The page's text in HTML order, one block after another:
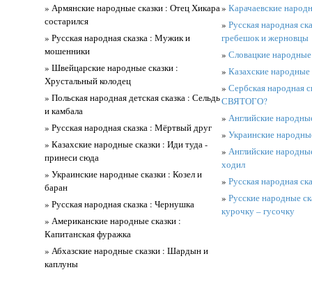
» Армянские народные сказки : Отец Хикара
состарился
» Русская народная сказка : Мужик и
мошенники
» Швейцарские народные сказки :
Хрустальный колодец
» Польская народная детская сказка : Сельдь
и камбала
» Русская народная сказка : Мёртвый друг
» Казахские народные сказки : Иди туда -
принеси сюда
» Украинские народные сказки : Козел и
баран
» Русская народная сказка : Чернушка
» Американские народные сказки :
Капитанская фуражка
» Абхазские народные сказки : Шардын и
каплуны
» Карачаевские
» Русская народная
гребешок и жерновцы
» Словацкие
» Казахские
» Сербская
СВЯТОГО?
» Английские
» Украинские
» Английские
ходил
» Русская народная
» Русские народные
курочку – гусочку